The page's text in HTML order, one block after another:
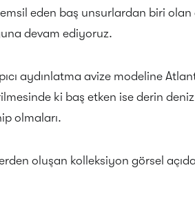
eden baş unsurlardan biri olan
devam ediyoruz.
aydınlatma avize modeline
ki baş etken ise derin deniz
olmaları.
oluşan kolleksiyon görsel